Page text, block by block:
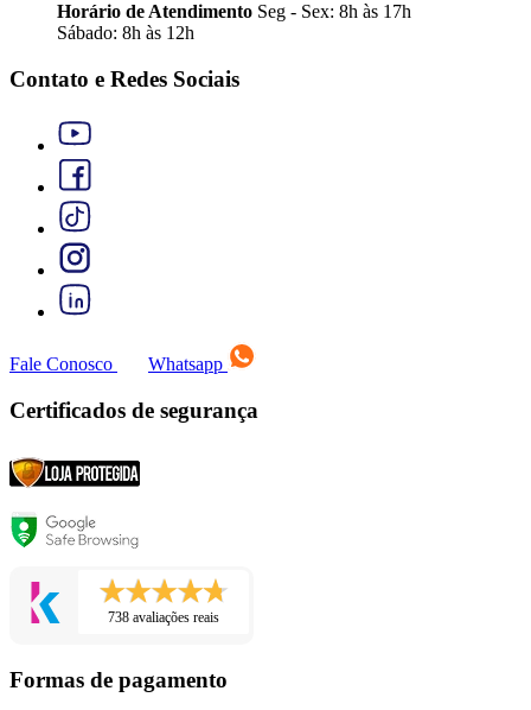
Horário de Atendimento Seg - Sex: 8h às 17h
Sábado: 8h às 12h
Contato e Redes Sociais
Fale Conosco Whatsapp
Certificados de segurança
738 avaliações reais
Formas de pagamento